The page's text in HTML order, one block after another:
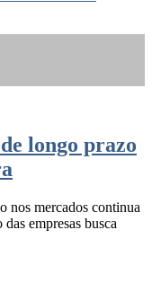
longo prazo
nos mercados continua
empresas busca